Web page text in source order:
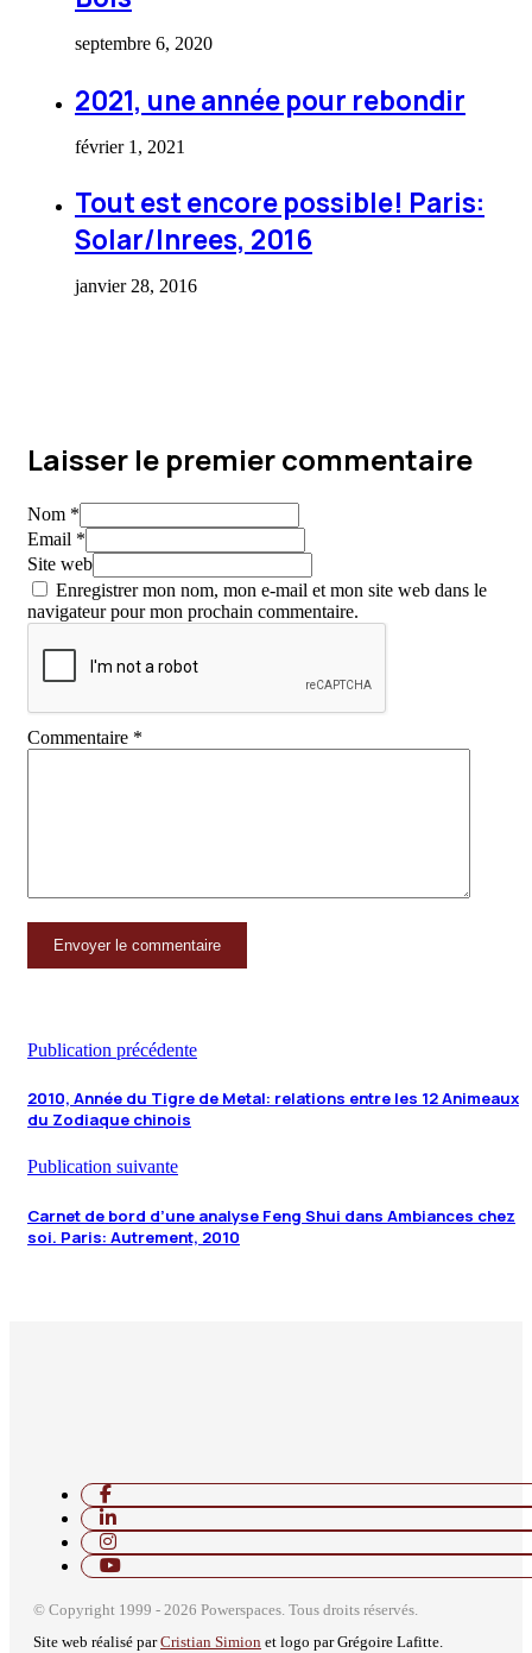
septembre 6, 2020
2021, une année pour rebondir
février 1, 2021
Tout est encore possible! Paris:
Solar/Inrees, 2016
janvier 28, 2016
Laisser le premier commentaire
Nom *
Email *
Site web
Enregistrer mon nom, mon e-mail et mon site web dans le
navigateur pour mon prochain commentaire.
Commentaire *
Publication précédente
2010, Année du Tigre de Metal: relations entre les 12 Animeaux
du Zodiaque chinois
Publication suivante
Carnet de bord d’une analyse Feng Shui dans Ambiances chez
soi. Paris: Autrement, 2010
© Copyright 1999 - 2026 Powerspaces. Tous droits réservés.
Site web réalisé parCristian Simion et logo par Grégoire Lafitte.